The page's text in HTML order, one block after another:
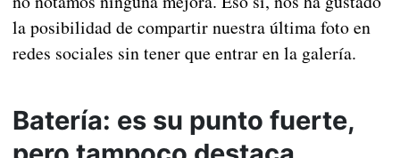
la posibilidad de compartir nuestra última foto en
redes sociales sin tener que entrar en la galería.
Batería: es su punto fuerte,